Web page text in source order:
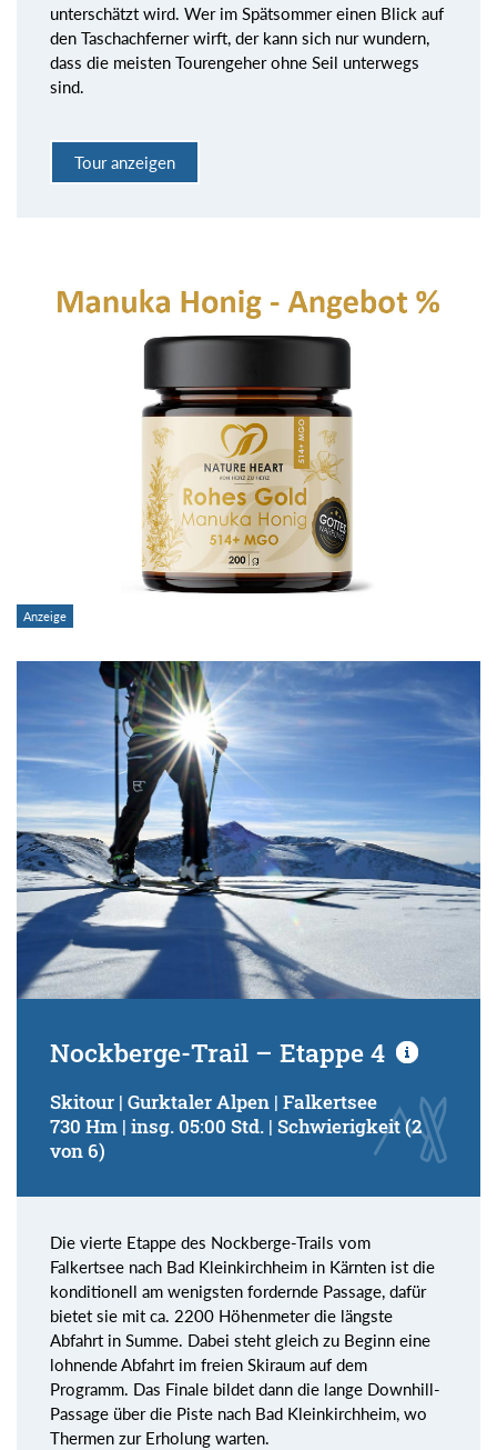
unterschätzt wird. Wer im Spätsommer einen Blick auf
den Taschachferner wirft, der kann sich nur wundern,
dass die meisten Tourengeher ohne Seil unterwegs
sind.
Tour anzeigen
Nockberge-Trail – Etappe 4
Skitour | Gurktaler Alpen | Falkertsee
730 Hm | insg. 05:00 Std. | Schwierigkeit (2
von 6)
Die vierte Etappe des Nockberge-Trails vom
Falkertsee nach Bad Kleinkirchheim in Kärnten ist die
konditionell am wenigsten fordernde Passage, dafür
bietet sie mit ca. 2200 Höhenmeter die längste
Abfahrt in Summe. Dabei steht gleich zu Beginn eine
lohnende Abfahrt im freien Skiraum auf dem
Programm. Das Finale bildet dann die lange Downhill-
Passage über die Piste nach Bad Kleinkirchheim, wo
Thermen zur Erholung warten.